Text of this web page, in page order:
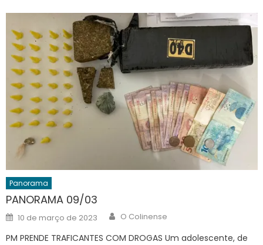
Panorama
PANORAMA 09/03
Posted
on
10 de março de 2023 Author
O Colinense
PM PRENDE TRAFICANTES COM DROGAS Um adolescente, de